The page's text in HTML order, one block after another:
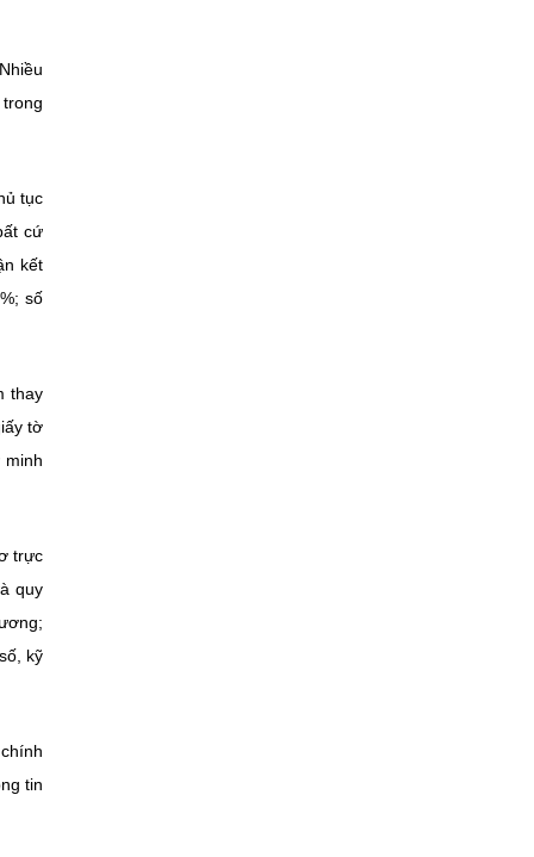
tục
cứ
kết
số
thay
tờ
minh
trực
quy
kỹ
tin